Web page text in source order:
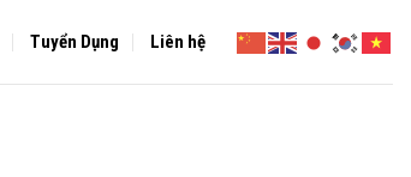
Tuyển Dụng Liên hệ